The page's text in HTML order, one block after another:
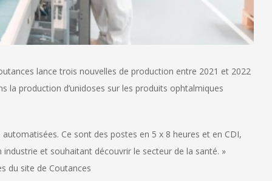
lance trois nouvelles de production entre 2021 et 2022
la production d’unidoses sur les produits ophtalmiques
Ce sont des postes en 5 x 8 heures et en CDI,
industrie et souhaitant découvrir le secteur de la santé. »
du site de Coutances